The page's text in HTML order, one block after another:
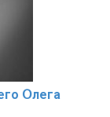
Օлега